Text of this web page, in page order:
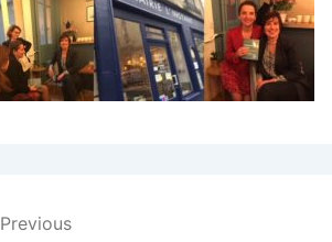
Navigation
Previous